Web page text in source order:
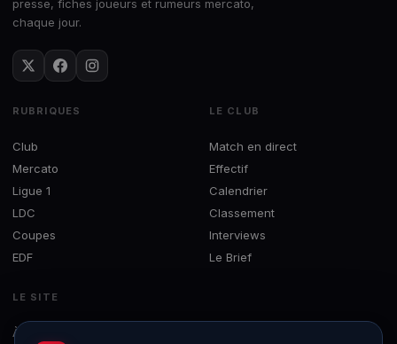
presse, fiches joueurs et rumeurs mercato,
chaque jour.
RUBRIQUES
Club
Mercato
Ligue 1
LDC
Coupes
EDF
LE CLUB
Match en direct
Effectif
Calendrier
Classement
Interviews
Le Brief
LE SITE
À propos